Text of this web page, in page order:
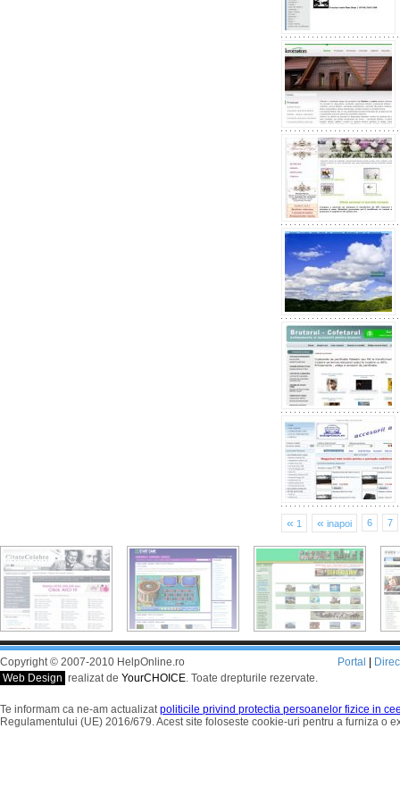
« 1 « inapoi 6 7
Copyright © 2007-2010 HelpOnline.ro
Web Design realizat de YourCHOICE. Toate drepturile rezervate.
Portal
Te informam ca ne-am actualizatpoliticile privind protectia persoanelor fizice in
Regulamentului (UE) 2016/679. Acest site foloseste cookie-uri pentru a furniza o